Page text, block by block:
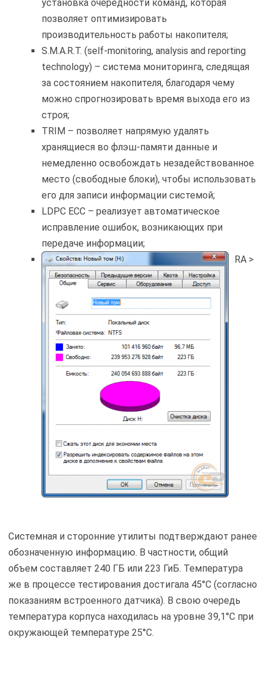
установка очередности команд, которая
позволяет оптимизировать
производительность работы накопителя;
S.M.A.R.T. (self-monitoring, analysis and reporting
technology) – система мониторинга, следящая
за состоянием накопителя, благодаря чему
можно спрогнозировать время выхода его из
строя;
TRIM – позволяет напрямую удалять
хранящиеся во флэш-памяти данные и
немедленно освобождать незадействованное
место (свободные блоки), чтобы использовать
его для записи информации системой;
LDPC ECC – реализует автоматическое
исправление ошибок, возникающих при
передаче информации;
RA >